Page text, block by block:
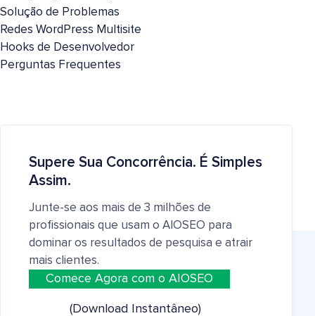
Solução de Problemas
Redes WordPress Multisite
Hooks de Desenvolvedor
Perguntas Frequentes
Supere Sua Concorrência. É Simples
Assim.
Junte-se aos mais de 3 milhões de
profissionais que usam o AIOSEO para
dominar os resultados de pesquisa e atrair
mais clientes.
Comece Agora com o AIOSEO
(Download Instantâneo)